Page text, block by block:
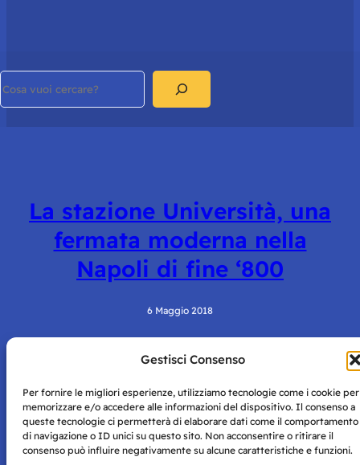
Gestisci Consenso
Per fornire le migliori esperienze, utilizziamo tecnologie come i cookie per
memorizzare e/o accedere alle informazioni del dispositivo. Il consenso a
queste tecnologie ci permetterà di elaborare dati come il comportamento
di navigazione o ID unici su questo sito. Non acconsentire o ritirare il
consenso può influire negativamente su alcune caratteristiche e funzioni.
La stazione Università, una
fermata moderna nella
Napoli di fine ‘800
6 Maggio 2018